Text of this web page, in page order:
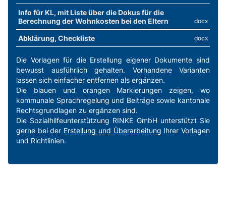
SKOS-Praxisbeipiel
Muss sich ein Rekrut an den Haushaltskosten
beteiligen?
SKOS-RL, Kapitel C.2 Erläuterungen b
Unterstützungseinheit
SKOS-RL, Kapitel C.4.2 Abs. 4 und 5
Wohnkosten für junge Erwachsene
Info für KL, mit Liste über die Dokus für die
Berechnung der Wohnkosten bei den Eltern
docx
Abklärung, Checkliste docx
Die Vorlagen für die Erstellung eigener Dokumente sind
bewusst ausführlich gehalten. Vorhandene Varianten
lassen sich einfacher entfernen als ergänzen.
Die blauen und orangen Markierungen zeigen, wo
kommunale Sprachregelung und Beiträge sowie kantonale
Rechtsgrundlagen zu ergänzen sind.
Die Sozialhilfeunterstützung RINKE GmbH unterstützt Sie
gerne bei der Erstellung und Überarbeitung Ihrer Vorlagen
und Richtlinien.